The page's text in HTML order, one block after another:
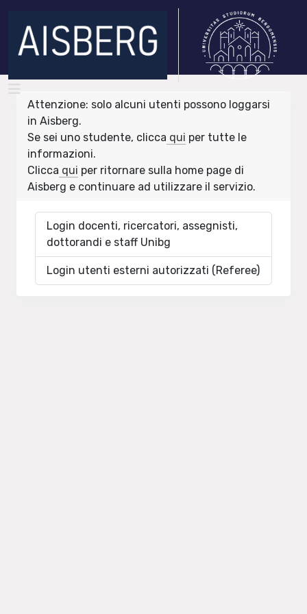
Attenzione: solo alcuni utenti possono loggarsi
in Aisberg.
Se sei uno studente, clicca qui per tutte le
informazioni.
Clicca qui per ritornare sulla home page di
Aisberg e continuare ad utilizzare il servizio.
Login docenti, ricercatori, assegnisti,
dottorandi e staff Unibg
Login utenti esterni autorizzati (Referee)